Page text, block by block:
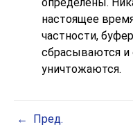
определены.
настоящее
частности,
сбрасываются и
уничтожаются.
Пред.